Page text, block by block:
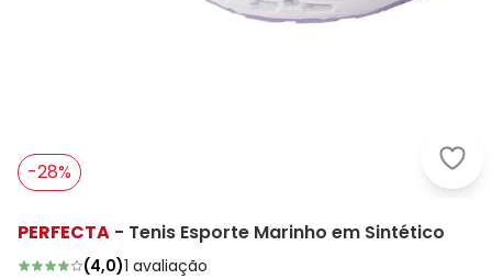
-28%
PERFECTA - Tenis Esporte Marinho em Sintético
(4,0)1 avaliação